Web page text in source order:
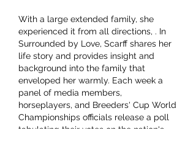
With a large extended family, she
experienced it from all directions, . In
Surrounded by Love, Scarff shares her
life story and provides insight and
background into the family that
enveloped her warmly. Each week a
panel of media members,
horseplayers, and Breeders' Cup World
Championships officials release a poll
tabulating their votes on the nation's